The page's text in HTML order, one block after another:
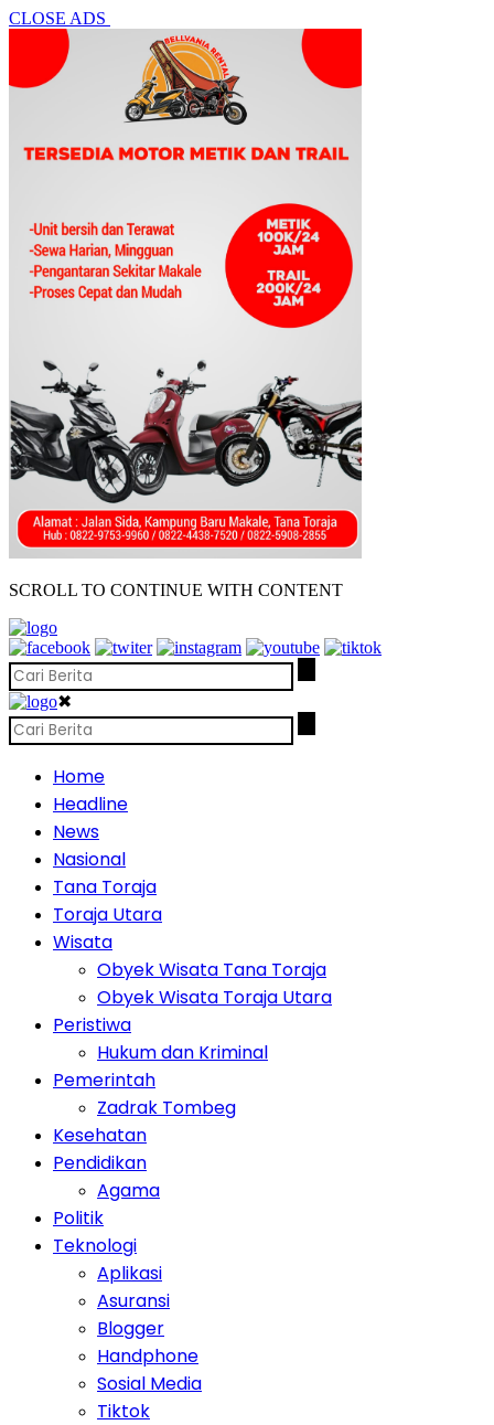
CLOSE ADS
SCROLL TO CONTINUE WITH CONTENT
✖
Home
Headline
News
Nasional
Tana Toraja
Toraja Utara
Wisata
Obyek Wisata Tana Toraja
Obyek Wisata Toraja Utara
Peristiwa
Hukum dan Kriminal
Pemerintah
Zadrak Tombeg
Kesehatan
Pendidikan
Agama
Politik
Teknologi
Aplikasi
Asuransi
Blogger
Handphone
Sosial Media
Tiktok